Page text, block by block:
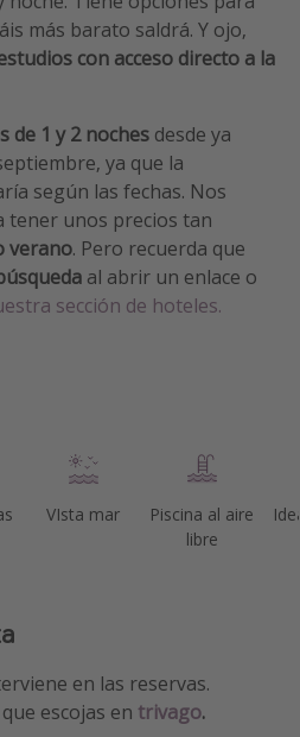
más barato saldrá. Y ojo,
con acceso directo a la
de 1 y 2 noches desde ya
ya que la
según las fechas. Nos
tener unos precios tan
verano. Pero recuerda que
al abrir un enlace o
sección de hoteles.
VIsta mar
Piscina al aire
libre
en las reservas.
escojas en trivago.